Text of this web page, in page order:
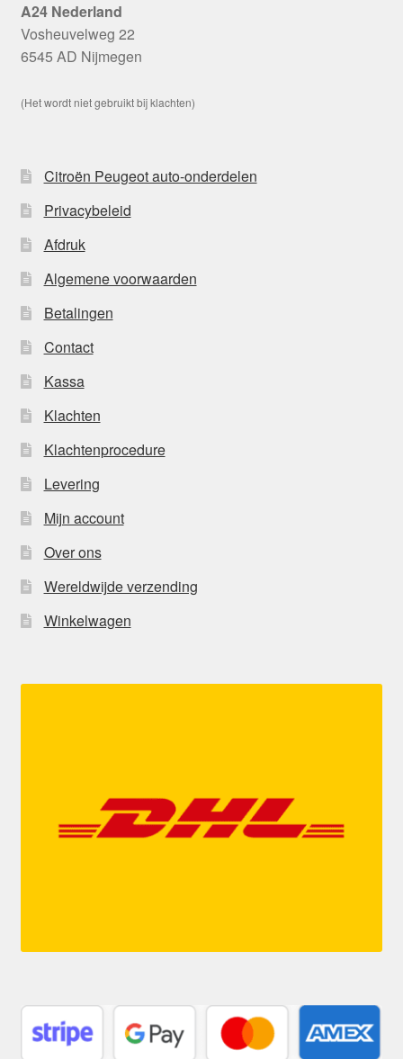
A24 Nederland
Vosheuvelweg 22
6545 AD Nijmegen
(Het wordt niet gebruikt bij klachten)
Citroën Peugeot auto-onderdelen
Privacybeleid
Afdruk
Algemene voorwaarden
Betalingen
Contact
Kassa
Klachten
Klachtenprocedure
Levering
Mijn account
Over ons
Wereldwijde verzending
Winkelwagen